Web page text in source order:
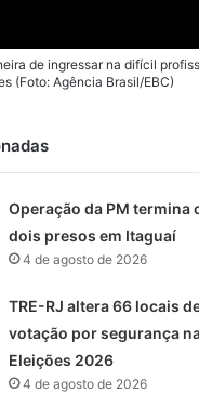
de ingressar na difícil
(Foto: Agência Brasil/EBC)
Operação da PM termina
dois presos em Itaguaí
4 de agosto de 2026
TRE-RJ altera 66 locais
votação por segurança
Eleições 2026
4 de agosto de 2026